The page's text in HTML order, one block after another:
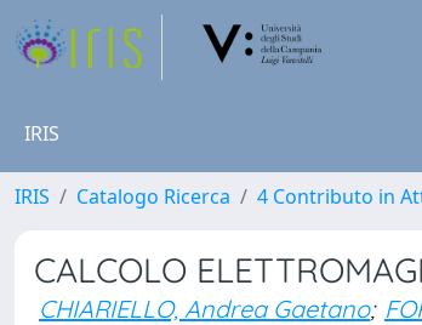
IRIS
IRIS Catalogo Ricerca 4 Contributo in
CALCOLO
CHIARIELLO, Andrea Gaetano;